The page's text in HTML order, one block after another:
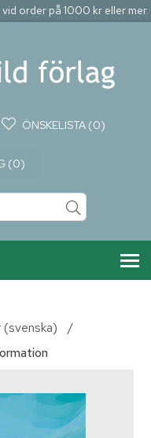
order på 1000 kr eller mer.
ÖNSKELISTA (0)
(0)
(svenska)
/